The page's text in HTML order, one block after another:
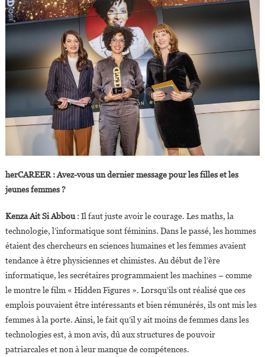
herCAREER : Avez-vous un dernier message pour les filles et les
jeunes femmes ?
Kenza Ait Si Abbou: Il faut juste avoir le courage. Les maths, la
technologie, l’informatique sont féminins. Dans le passé, les hommes
étaient des chercheurs en sciences humaines et les femmes avaient
tendance à être physiciennes et chimistes. Au début de l’ère
informatique, les secrétaires programmaient les machines – comme
le montre le film « Hidden Figures ». Lorsqu’ils ont réalisé que ces
emplois pouvaient être intéressants et bien rémunérés, ils ont mis les
femmes à la porte. Ainsi, le fait qu’il y ait moins de femmes dans les
technologies est, à mon avis, dû aux structures de pouvoir
patriarcales et non à leur manque de compétences.